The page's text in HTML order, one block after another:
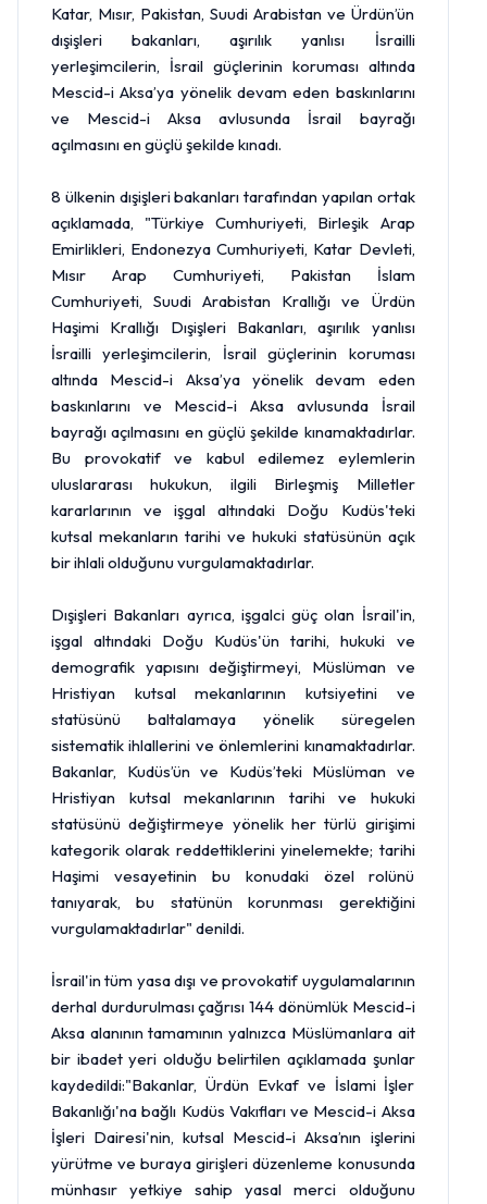
Katar, Mısır, Pakistan, Suudi Arabistan ve Ürdün’ün
dışişleri bakanları, aşırılık yanlısı İsrailli
yerleşimcilerin, İsrail güçlerinin koruması altında
Mescid-i Aksa’ya yönelik devam eden baskınlarını
ve Mescid-i Aksa avlusunda İsrail bayrağı
açılmasını en güçlü şekilde kınadı.
8 ülkenin dışişleri bakanları tarafından yapılan ortak
açıklamada, "Türkiye Cumhuriyeti, Birleşik Arap
Emirlikleri, Endonezya Cumhuriyeti, Katar Devleti,
Mısır Arap Cumhuriyeti, Pakistan İslam
Cumhuriyeti, Suudi Arabistan Krallığı ve Ürdün
Haşimi Krallığı Dışişleri Bakanları, aşırılık yanlısı
İsrailli yerleşimcilerin, İsrail güçlerinin koruması
altında Mescid-i Aksa’ya yönelik devam eden
baskınlarını ve Mescid-i Aksa avlusunda İsrail
bayrağı açılmasını en güçlü şekilde kınamaktadırlar.
Bu provokatif ve kabul edilemez eylemlerin
uluslararası hukukun, ilgili Birleşmiş Milletler
kararlarının ve işgal altındaki Doğu Kudüs'teki
kutsal mekanların tarihi ve hukuki statüsünün açık
bir ihlali olduğunu vurgulamaktadırlar.
Dışişleri Bakanları ayrıca, işgalci güç olan İsrail'in,
işgal altındaki Doğu Kudüs'ün tarihi, hukuki ve
demografik yapısını değiştirmeyi, Müslüman ve
Hristiyan kutsal mekanlarının kutsiyetini ve
statüsünü baltalamaya yönelik süregelen
sistematik ihlallerini ve önlemlerini kınamaktadırlar.
Bakanlar, Kudüs’ün ve Kudüs’teki Müslüman ve
Hristiyan kutsal mekanlarının tarihi ve hukuki
statüsünü değiştirmeye yönelik her türlü girişimi
kategorik olarak reddettiklerini yinelemekte; tarihi
Haşimi vesayetinin bu konudaki özel rolünü
tanıyarak, bu statünün korunması gerektiğini
vurgulamaktadırlar" denildi.
İsrail'in tüm yasa dışı ve provokatif uygulamalarının
derhal durdurulması çağrısı 144 dönümlük Mescid-i
Aksa alanının tamamının yalnızca Müslümanlara ait
bir ibadet yeri olduğu belirtilen açıklamada şunlar
kaydedildi:"Bakanlar, Ürdün Evkaf ve İslami İşler
Bakanlığı'na bağlı Kudüs Vakıfları ve Mescid-i Aksa
İşleri Dairesi'nin, kutsal Mescid-i Aksa’nın işlerini
yürütme ve buraya girişleri düzenleme konusunda
münhasır yetkiye sahip yasal merci olduğunu